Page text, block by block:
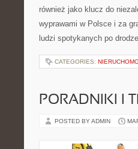
również jako klucz do
wyprawami w Polsce i za
ludzi spotykanych po
CATEGORIES:
PORADNIKI I
POSTED BY ADMIN